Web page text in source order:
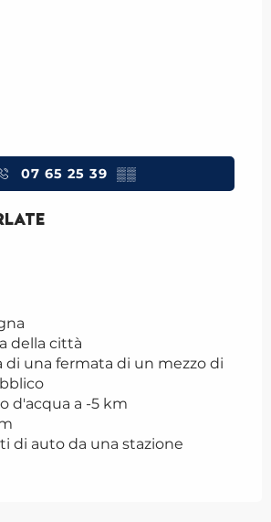
07 65 25 39 ▒▒
della città
di una fermata di un mezzo di
d'acqua a -5 km
di auto da una stazione